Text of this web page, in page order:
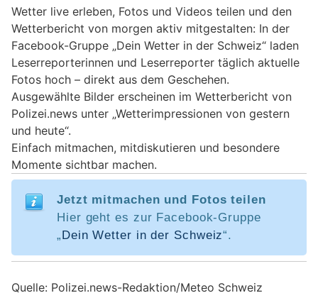
Wetter live erleben, Fotos und Videos teilen und den
Wetterbericht von morgen aktiv mitgestalten: In der
Facebook-Gruppe „Dein Wetter in der Schweiz“ laden
Leserreporterinnen und Leserreporter täglich aktuelle
Fotos hoch – direkt aus dem Geschehen.
Ausgewählte Bilder erscheinen im Wetterbericht von
Polizei.news unter „Wetterimpressionen von gestern
und heute“.
Einfach mitmachen, mitdiskutieren und besondere
Momente sichtbar machen.
Jetzt mitmachen und Fotos teilen
Hier geht es zur Facebook-Gruppe
„Dein Wetter in der Schweiz“.
Quelle: Polizei.news-Redaktion/Meteo Schweiz